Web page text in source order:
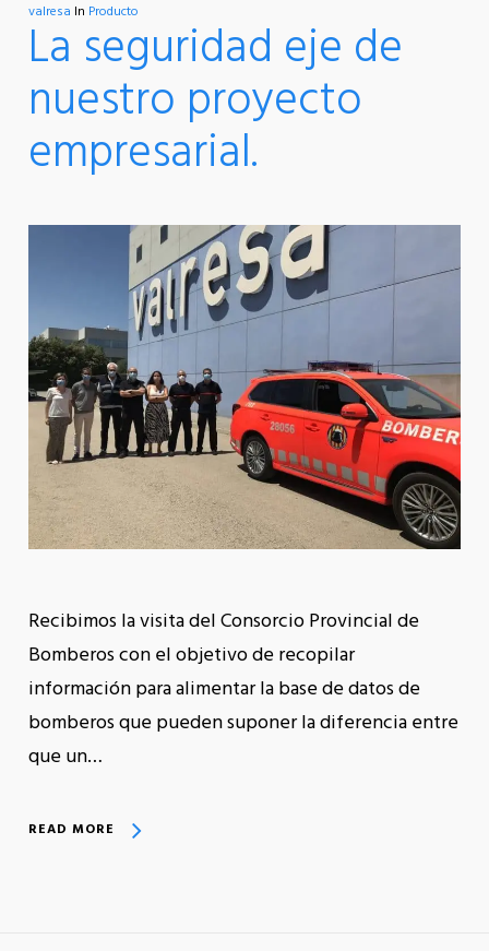
valresa In Producto
La seguridad eje de
nuestro proyecto
empresarial.
Recibimos la visita del Consorcio Provincial de
Bomberos con el objetivo de recopilar
información para alimentar la base de datos de
bomberos que pueden suponer la diferencia entre
que un…
READ MORE